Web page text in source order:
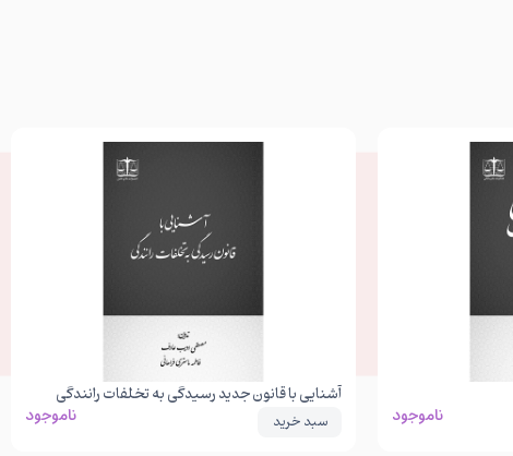
ناموجود
آشنایی با قانون جدید رسیدگی به تخلفات رانندگی
سبد خرید ناموجود